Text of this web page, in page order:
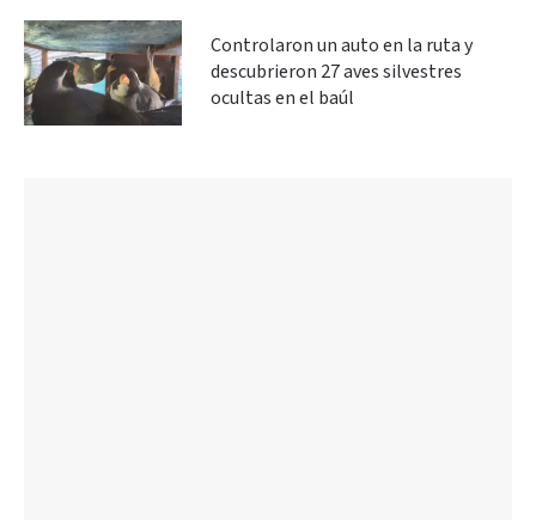
Controlaron un auto en la ruta y
descubrieron 27 aves silvestres
ocultas en el baúl